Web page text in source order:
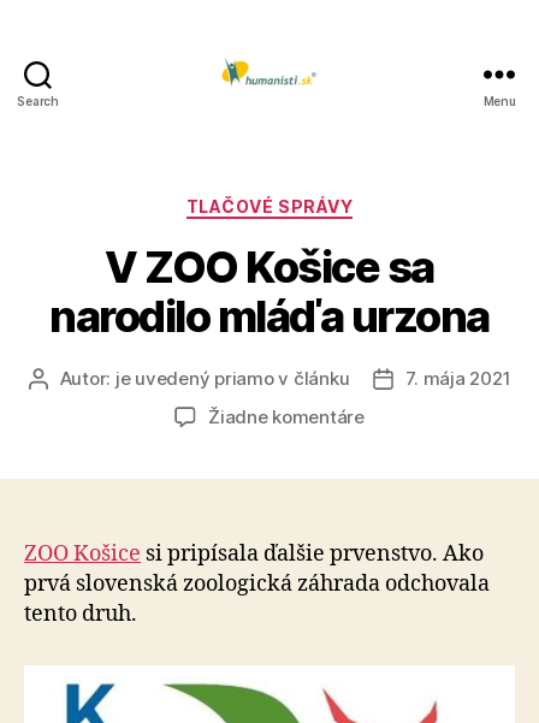
Search Menu
Kategórie
TLAČOVÉ SPRÁVY
V ZOO Košice sa
narodilo mláďa urzona
AutorAutor: je uvedený priamo v článku
Dátum
7. mája 2021
Žiadne komentárena
narodilo
mláďa
ZOO Košice si pripísala ďalšie prvenstvo. Ako
prvá slovenská zoologická záhrada odchovala
tento druh.